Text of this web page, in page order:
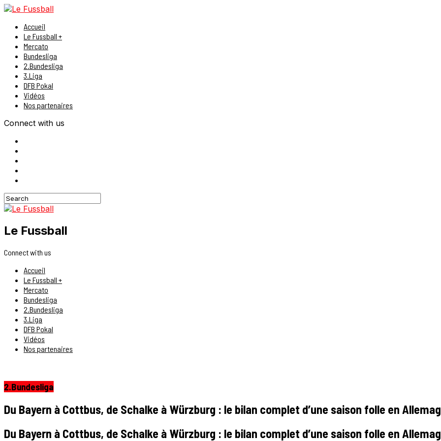
Accueil
Le Fussball +
Mercato
Bundesliga
2.Bundesliga
3.Liga
DFB Pokal
Vidéos
Nos partenaires
Connect with us
Le Fussball
Connect with us
Accueil
Le Fussball +
Mercato
Bundesliga
2.Bundesliga
3.Liga
DFB Pokal
Vidéos
Nos partenaires
2.Bundesliga
Du Bayern à Cottbus, de Schalke à Würzburg : le bilan complet d’une saison folle en
Du Bayern à Cottbus, de Schalke à Würzburg : le bilan complet d’une saison folle en